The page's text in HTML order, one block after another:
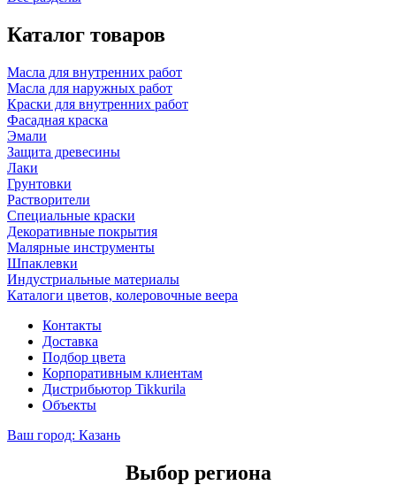
Каталог товаров
Масла для внутренних работ
Масла для наружных работ
Краски для внутренних работ
Фасадная краска
Эмали
Защита древесины
Лаки
Грунтовки
Растворители
Специальные краски
Декоративные покрытия
Малярные инструменты
Шпаклевки
Индустриальные материалы
Каталоги цветов, колеровочные веера
Контакты
Доставка
Подбор цвета
Корпоративным клиентам
Дистрибьютор Tikkurila
Объекты
Ваш город: Казань
Выбор региона